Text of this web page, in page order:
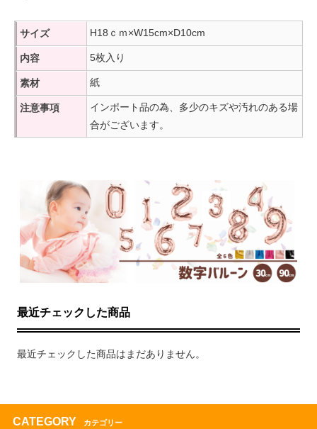
サイズ H18ｃｍ×W15cm×D10cm
内容 5枚入り
素材 紙
注意事項
インポート品の為、多少のキズや汚れのある場
合がございます。
最近チェックした商品
最近チェックした商品はまだありません。
CATEGORY カテゴリー